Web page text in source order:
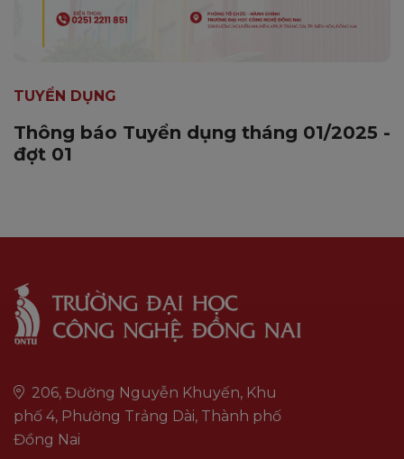
TUYỂN DỤNG
Thông báo Tuyển dụng tháng 01/2025 -
đợt 01
206, Đường Nguyễn Khuyến, Khu
phố 4, Phường Trảng Dài, Thành phố
Đồng Nai